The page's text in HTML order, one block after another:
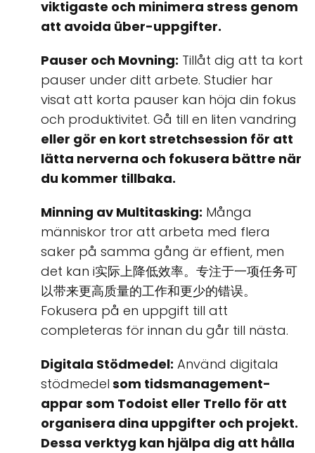
viktigaste och minimera stress genom
att avoida über-uppgifter.
Pauser och Movning: Tillåt dig att ta kort
pauser under ditt arbete. Studier har
visat att korta pauser kan höja din fokus
och produktivitet. Gå till en liten vandring
eller gör en kort stretchsession för att
lätta nerverna och fokusera bättre när
du kommer tillbaka.
Minning av Multitasking: Många
människor tror att arbeta med flera
saker på samma gång är effient, men
det kan i实际上降低效率。专注于一项任务可
以带来更高质量的工作和更少的错误。
Fokusera på en uppgift till att
completeras för innan du går till nästa.
Digitala Stödmedel: Använd digitala
stödmedel som tidsmanagement-
appar som Todoist eller Trello för att
organisera dina uppgifter och projekt.
Dessa verktyg kan hjälpa dig att hålla